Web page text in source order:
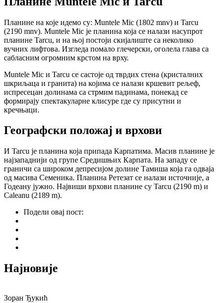
Планине на које идемо су: Muntele Mic (1802 mnv) и Tarcu
(2190 mnv). Muntele Mic је планина која се налази насупрот
планине Tarcu, и на њој постоји скијалиште са неколико
вучних лифтова. Изгледа помало глечерски, оголела глава са
сабласним огромним крстом на врху.
Muntele Mic и Tarcu се састоје од тврдих стена (кристалних
шкриљаца и гранита) на којима се налази кршевит рељеф,
испресецан долинама са стрмим падинама, понекад се
формирају спектакуларне клисуре где су присутни и
кречњаци.
Географски положај и врхови
И Tarcu је планина која припада Карпатима. Масив планине је
најзападнији од групе Средишњих Карпата. На западу се
граничи са широком депресијом долине Тамиша која га одваја
од масива Семеника. Планина Ретезат се налази источније, а
Годеану јужно. Највиши врхови планине су Tarcu (2190 m) и
Caleanu (2189 m).
Подели овај пост:
Најновије
Зоран Ђукић